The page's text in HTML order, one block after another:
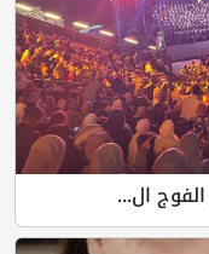
ال...